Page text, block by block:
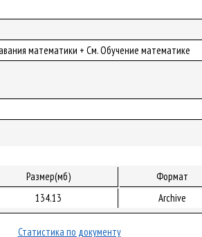
математики + См. Обучение математике
Размер(мб)
Формат
134.13 Archive
Статистика по документу